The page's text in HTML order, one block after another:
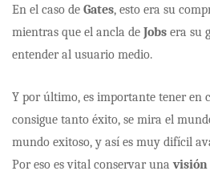
En el caso de Gates, esto era su
mientras que el ancla de Jobs era su
entender al usuario medio.
Y por último, es importante tener en
consigue tanto éxito, se mira el
mundo exitoso, y así es muy difícil
Por eso es vital conservar unavisión